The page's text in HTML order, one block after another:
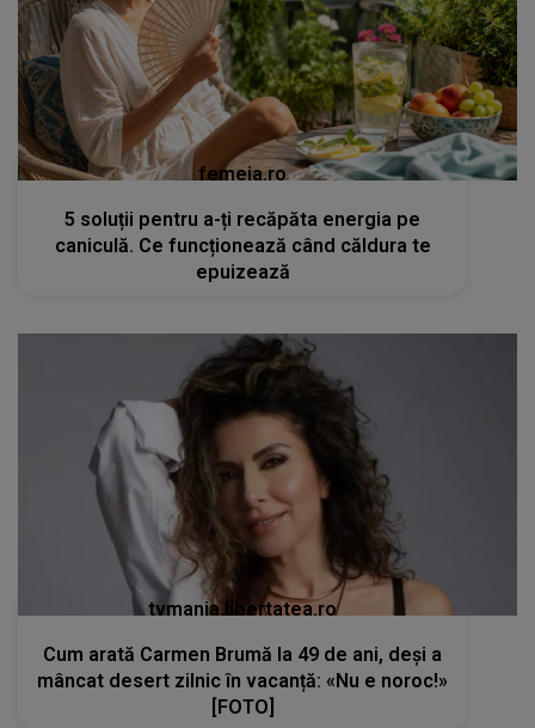
femeia.ro
5 soluții pentru a-ți recăpăta energia pe
caniculă. Ce funcționează când căldura te
epuizează
tvmania.libertatea.ro
Cum arată Carmen Brumă la 49 de ani, deși a
mâncat desert zilnic în vacanță: «Nu e noroc!»
[FOTO]